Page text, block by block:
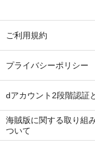
ご利用規約
プライバシーポリシー
dアカウント2段階認証
海賊版に関する取り組
ついて